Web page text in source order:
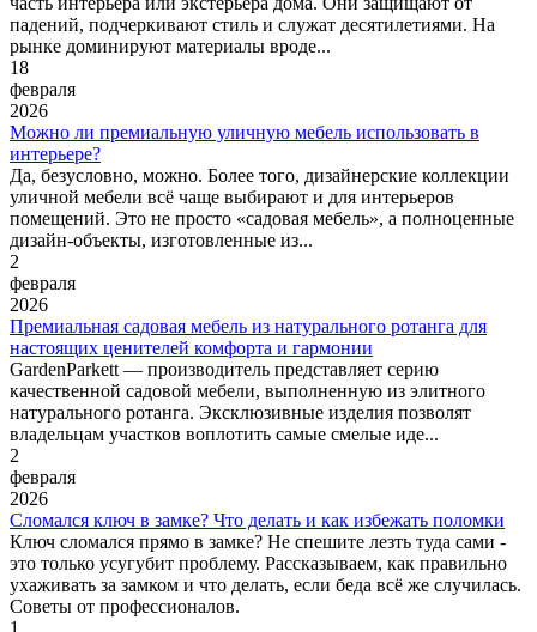
падений, подчеркивают стиль и служат десятилетиями. На
рынке доминируют материалы вроде...
18
февраля
2026
Можно ли премиальную уличную мебель использовать в
интерьере?
Да, безусловно, можно. Более того, дизайнерские коллекции
уличной мебели всё чаще выбирают и для интерьеров
помещений. Это не просто «садовая мебель», а полноценные
дизайн-объекты, изготовленные из...
2
февраля
2026
Премиальная садовая мебель из натурального ротанга для
настоящих ценителей комфорта и гармонии
GardenParkett — производитель представляет серию
качественной садовой мебели, выполненную из элитного
натурального ротанга. Эксклюзивные изделия позволят
владельцам участков воплотить самые смелые иде...
2
февраля
2026
Сломался ключ в замке? Что делать и как избежать поломки
Ключ сломался прямо в замке? Не спешите лезть туда сами -
это только усугубит проблему. Рассказываем, как правильно
ухаживать за замком и что делать, если беда всё же случилась.
Советы от профессионалов.
1